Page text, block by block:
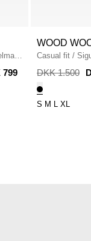
799
WOOD
Casual fit /
BLACK
DKK 1.500
S M L XL